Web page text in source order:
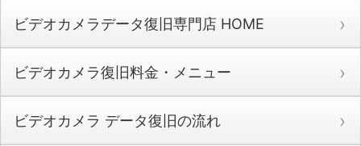
ビデオカメラデータ復旧専門店 HOME
ビデオカメラ復旧料金・メニュー
ビデオカメラ データ復旧の流れ